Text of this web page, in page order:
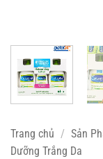
Trang chủ / Sản
Dưỡng Trắng Da